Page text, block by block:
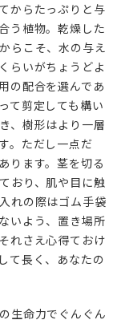
からたっぷりと与
う植物。乾燥した
らこそ、水の与え
らいがちょうどよ
の配合を選んであ
て剪定しても構い
、樹形はより一層
。ただし一点だ
ります。茎を切る
おり、肌や目に触
れの際はゴム手袋
いよう、置き場所
れさえ心得ておけ
て長く、あなたの
生命力でぐんぐん